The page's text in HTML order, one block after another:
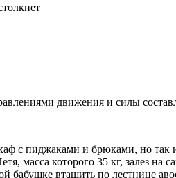
движения и силы
с пиджаками и брюками, но так
масса которого 35 кг, залез на
втащить по лестнице